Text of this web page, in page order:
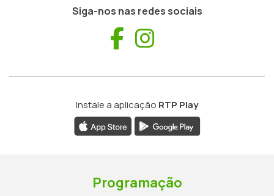
Siga-nos nas redes sociais
Facebook
Instale a aplicação RTP Play
Programação